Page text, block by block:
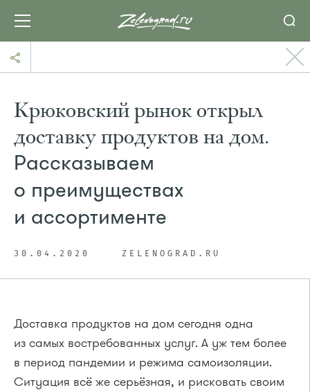
Крюковский рынок открыл
доставку продуктов на дом.
Рассказываем
о преимуществах
и ассортименте
30.04.2020 ZELENOGRAD.RU
Доставка продуктов на дом сегодня одна
из самых востребованных услуг. А уж тем более
в период пандемии и режима самоизоляции.
Ситуация всё же серьёзная, и рисковать своим